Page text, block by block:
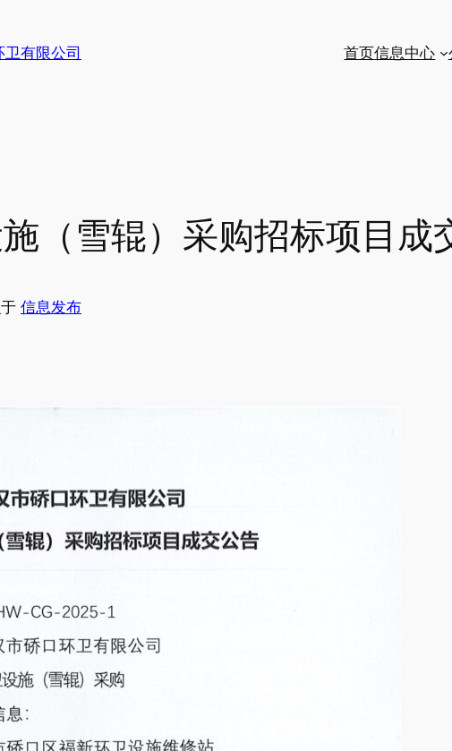
有限公司 首页信息中心
（雪辊）采购招标项目成
于 信息发布